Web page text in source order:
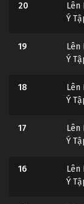
20
Lên
Ý
19
Lên
Ý
18
Lên
Ý
17
Lên
Ý
16
Lên
Ý